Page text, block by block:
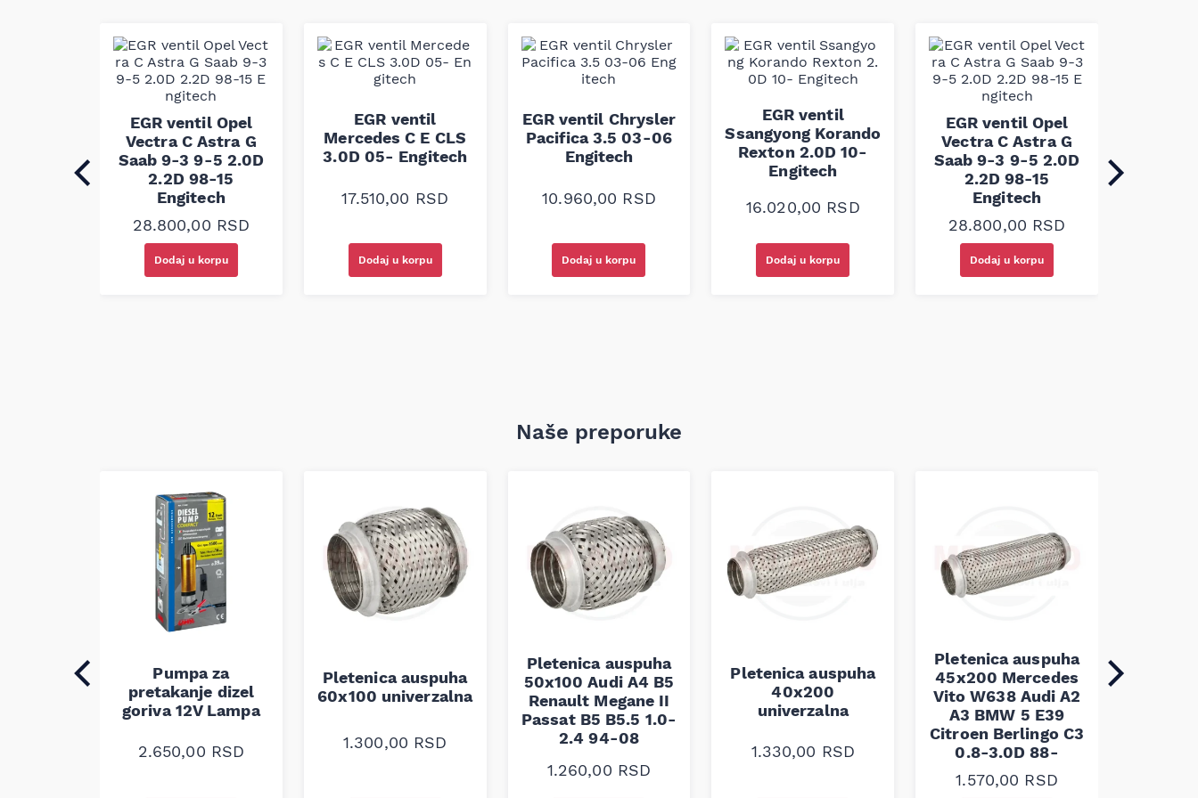
obezbedio pouzdan rad sistema pogona pomoćnih uređaja.
EGR ventil Opel
Vectra C Astra G
Saab 9-3 9-5 2.0D
2.2D 98-15
Engitech
28.800,00 RSD
Dodaj u korpu
EGR ventil
Mercedes C E CLS
3.0D 05- Engitech
17.510,00 RSD
Dodaj u korpu
EGR ventil Chrysler
Pacifica 3.5 03-06
Engitech
10.960,00 RSD
Dodaj u korpu
EGR ventil
Ssangyong Korando
Rexton 2.0D 10-
Engitech
16.020,00 RSD
Dodaj u korpu
EGR ventil Opel
Vectra C Astra G
Saab 9-3 9-5 2.0D
2.2D 98-15
Engitech
28.800,00 RSD
Dodaj u korpu
Naše preporuke
Pumpa za
pretakanje dizel
goriva 12V Lampa
2.650,00 RSD
Pletenica auspuha
60x100 univerzalna
1.300,00 RSD
Pletenica auspuha
50x100 Audi A4 B5
Renault Megane II
Passat B5 B5.5 1.0-
2.4 94-08
1.260,00 RSD
Pletenica auspuha
40x200
univerzalna
1.330,00 RSD
Pletenica auspuha
45x200 Mercedes
Vito W638 Audi A2
A3 BMW 5 E39
Citroen Berlingo C3
0.8-3.0D 88-
1.570,00 RSD